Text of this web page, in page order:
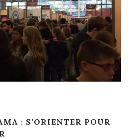
: S’ORIENTER POUR